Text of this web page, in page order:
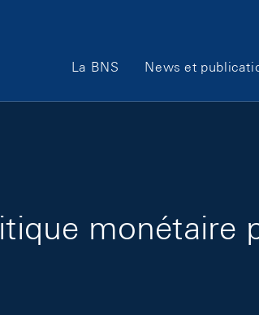
Main Navigation
La BNS News et
monétaire